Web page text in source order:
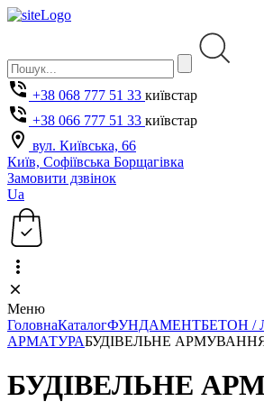
+38 068 777 51 33 київстар
+38 066 777 51 33 київстар
вул. Київська, 66
Київ, Софіївська Борщагівка
Замовити дзвінок
Ua
Меню
ГоловнаКаталогФУНДАМЕНТБЕТОН /
АРМАТУРАБУДІВЕЛЬНЕ
БУДІВЕЛЬНЕ